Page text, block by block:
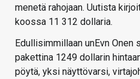
menetä rahojaan. Uutista
koossa 11 312 dollaria.
Edullisimmillaan unEvn Onen
pakettina 1249 dollarin
pöytä, yksi näyttövarsi,